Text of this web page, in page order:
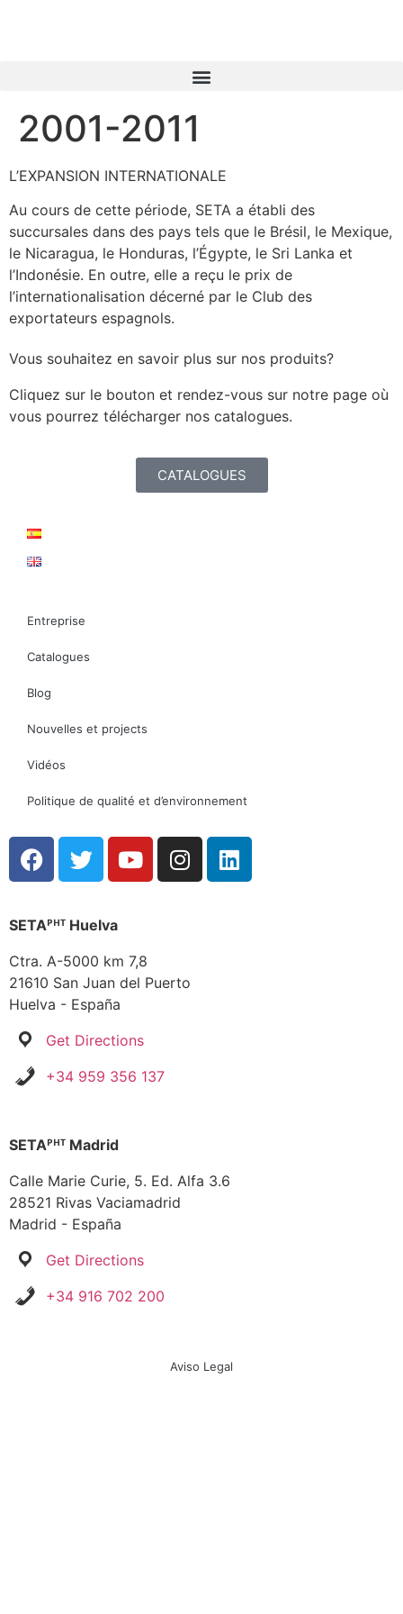
2001-2011
L’EXPANSION INTERNATIONALE
Au cours de cette période, SETA a établi des
succursales dans des pays tels que le Brésil, le Mexique,
le Nicaragua, le Honduras, l’Égypte, le Sri Lanka et
l’Indonésie. En outre, elle a reçu le prix de
l’internationalisation décerné par le Club des
exportateurs espagnols.
Vous souhaitez en savoir plus sur nos produits?
Cliquez sur le bouton et rendez-vous sur notre page où
vous pourrez télécharger nos catalogues.
CATALOGUES
Entreprise
Catalogues
Blog
Nouvelles et projects
Vidéos
Politique de qualité et d’environnement
SETAᴾᴴᵀ Huelva
Ctra. A-5000 km 7,8
21610 San Juan del Puerto
Huelva - España
Get Directions
+34 959 356 137
SETAᴾᴴᵀ Madrid
Calle Marie Curie, 5. Ed. Alfa 3.6
28521 Rivas Vaciamadrid
Madrid - España
Get Directions
+34 916 702 200
Aviso Legal